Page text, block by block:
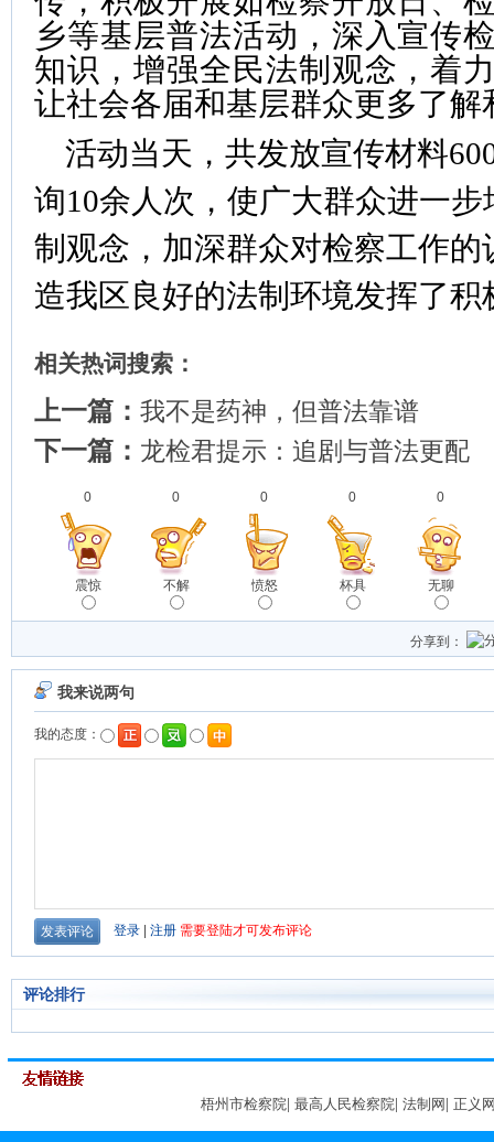
乡等基层普法活动，深入宣传
知识，增强全民法制观念，着
让社会各届和基层群众更多了
活动当天，共发放宣传材料
询10余人次，使广大群众进一
制观念，加深群众对检察工作
造我区良好的法制环境发挥了积
相关热词搜索：
上一篇： 我不是药神，但普法靠谱
下一篇： 龙检君提示：追剧与普法更配
0
震惊
0
不解
0
愤怒
0
杯具
0
无聊
分享到：
评论排行
梧州市检察院 最高人民检察院 法制网 正义